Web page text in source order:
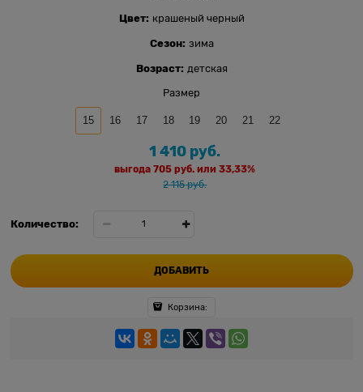
Цвет: крашеный черный
Сезон: зима
Возраст: детская
Размер
15 16 17 18 19 20 21 22
2 115 руб.
1 410 руб.
выгода705 руб. или33,33%
Количество:
ДОБАВИТЬ
Корзина: